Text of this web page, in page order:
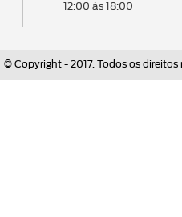
12:00 às 18:00
© Copyright - 2017. Todos os